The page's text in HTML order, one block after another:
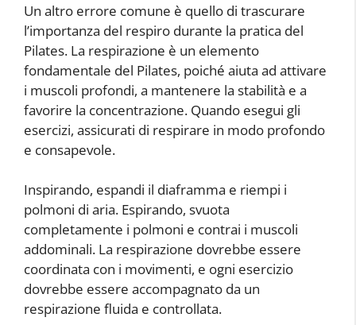
Un altro errore comune è quello di trascurare
l’importanza del respiro durante la pratica del
Pilates. La respirazione è un elemento
fondamentale del Pilates, poiché aiuta ad attivare
i muscoli profondi, a mantenere la stabilità e a
favorire la concentrazione. Quando esegui gli
esercizi, assicurati di respirare in modo profondo
e consapevole.
Inspirando, espandi il diaframma e riempi i
polmoni di aria. Espirando, svuota
completamente i polmoni e contrai i muscoli
addominali. La respirazione dovrebbe essere
coordinata con i movimenti, e ogni esercizio
dovrebbe essere accompagnato da un
respirazione fluida e controllata.